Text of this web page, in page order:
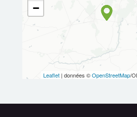
−
Leaflet | données ©OpenStreetMap/